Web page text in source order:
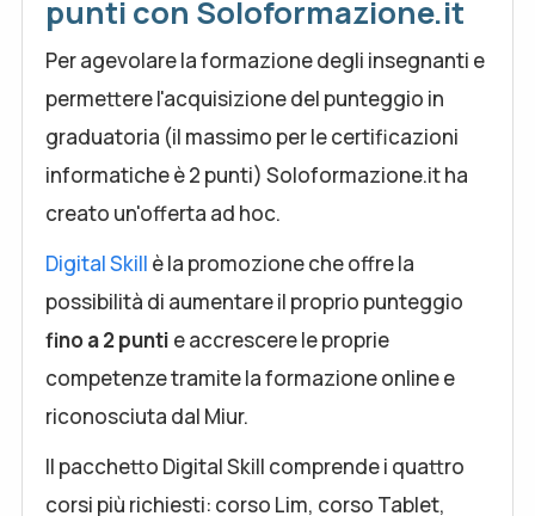
punti con Soloformazione.it
Per agevolare la formazione degli insegnanti e
permettere l'acquisizione del punteggio in
graduatoria (il massimo per le certificazioni
informatiche è 2 punti) Soloformazione.it ha
creato un'offerta ad hoc.
Digital Skill è la promozione che offre la
possibilità di aumentare il proprio punteggio
fino a 2 punti e accrescere le proprie
competenze tramite la formazione online e
riconosciuta dal Miur.
Il pacchetto Digital Skill comprende i quattro
corsi più richiesti: corso Lim, corso Tablet,